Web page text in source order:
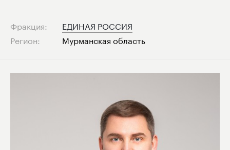
Фракция:
ЕДИНАЯ РОССИЯ
Регион:
Мурманская область